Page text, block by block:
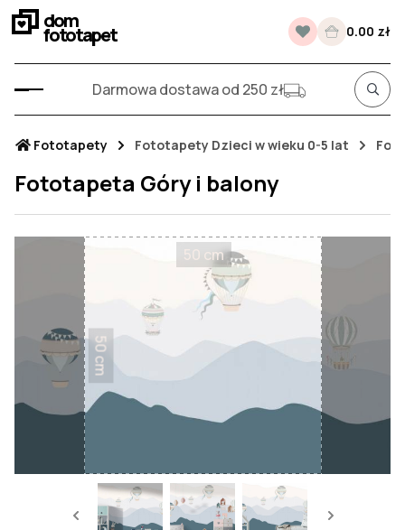
dom
fototapet 0.00 zł
Darmowa dostawa od 250 zł
Fototapety Fototapety Dzieci w wieku 0-5 lat
Fototapeta Góry i balony
50 cm
50 cm